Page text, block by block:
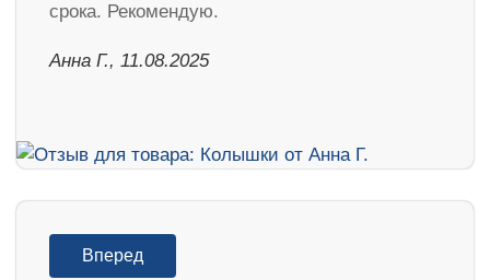
срока. Рекомендую.
Анна Г., 11.08.2025
Вперед